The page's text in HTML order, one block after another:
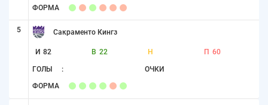
ФОРМА
5 Сакраменто Кингз
И 82 В 22 Н П 60
ГОЛЫ : ОЧКИ
ФОРМА